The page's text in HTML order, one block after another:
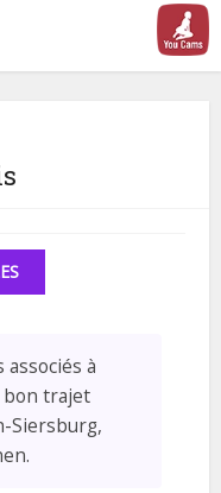
à
bon trajet
Siersburg,